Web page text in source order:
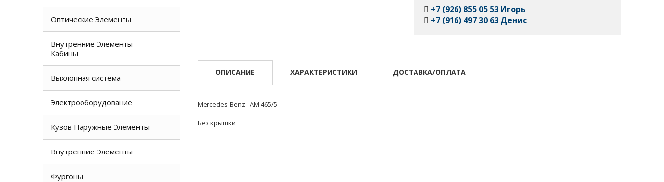
+7 (926) 855 05 53 Игорь
+7 (916) 497 30 63 Денис
ОПИСАНИЕ ХАРАКТЕРИСТИКИ ДОСТАВКА/ОПЛАТА
Mercedes-Benz - AM 465/5
Без крышки
Оптические Элементы
Внутренние Элементы
Кабины
Выхлопная система
Электрооборудование
Кузов Наружные Элементы
Внутренние Элементы
Фургоны